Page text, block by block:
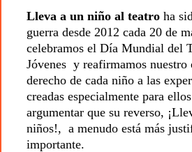
Lleva a un niño al teatro ha
guerra desde 2012 cada 20 de
celebramos el Día Mundial del
Jóvenes y reafirmamos
derecho de cada niño a las
creadas especialmente para
argumentar que su reverso,
niños!, a menudo está más
importante.